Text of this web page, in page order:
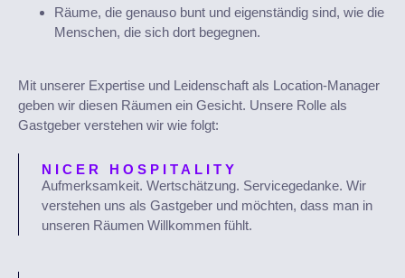
Räume, die genauso bunt und eigenständig sind, wie die
Menschen, die sich dort begegnen.
Mit unserer Expertise und Leidenschaft als Location-Manager
geben wir diesen Räumen ein Gesicht. Unsere Rolle als
Gastgeber verstehen wir wie folgt:
NICER HOSPITALITY
Aufmerksamkeit. Wertschätzung. Servicegedanke. Wir
verstehen uns als Gastgeber und möchten, dass man in
unseren Räumen Willkommen fühlt.